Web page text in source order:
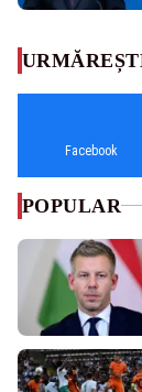
Facebook
POPULAR